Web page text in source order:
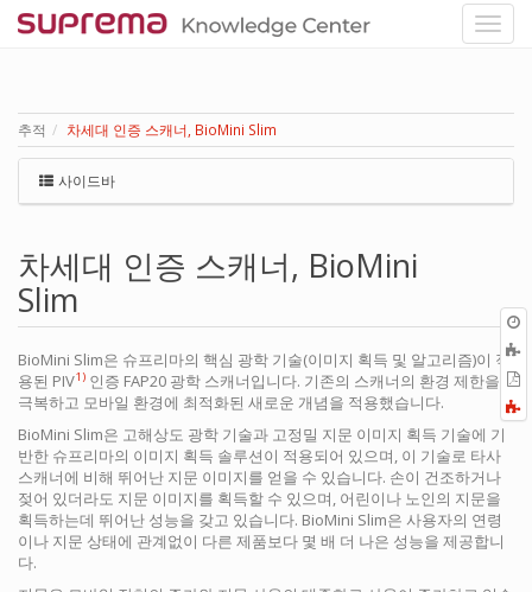
추적 차세대 인증 스캐너, BioMini Slim
사이드바
차세대 인증 스캐너, BioMini
Slim
BioMini Slim은 슈프리마의 핵심 광학 기술(이미지 획득 및 알고리즘)이 적
용된 PIV1) 인증 FAP20 광학 스캐너입니다. 기존의 스캐너의 환경 제한을
극복하고 모바일 환경에 최적화된 새로운 개념을 적용했습니다.
BioMini Slim은 고해상도 광학 기술과 고정밀 지문 이미지 획득 기술에 기
반한 슈프리마의 이미지 획득 솔루션이 적용되어 있으며, 이 기술로 타사
스캐너에 비해 뛰어난 지문 이미지를 얻을 수 있습니다. 손이 건조하거나
젖어 있더라도 지문 이미지를 획득할 수 있으며, 어린이나 노인의 지문을
획득하는데 뛰어난 성능을 갖고 있습니다. BioMini Slim은 사용자의 연령
이나 지문 상태에 관계없이 다른 제품보다 몇 배 더 나은 성능을 제공합니
다.